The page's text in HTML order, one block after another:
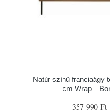
Natúr színű franciaágy
cm Wrap –
357 990 Ft